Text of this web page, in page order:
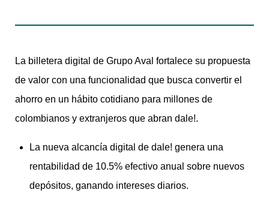
La billetera digital de Grupo Aval fortalece su propuesta
de valor con una funcionalidad que busca convertir el
ahorro en un hábito cotidiano para millones de
colombianos y extranjeros que abran dale!.
La nueva alcancía digital de dale! genera una
rentabilidad de 10.5% efectivo anual sobre nuevos
depósitos, ganando intereses diarios.